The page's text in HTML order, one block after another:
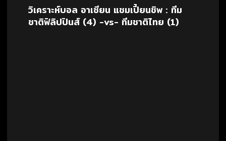
วิเคราะห์บอล อาเซียน แชมเปี้ยนชิพ : ทีม
ชาติฟิลิปปินส์ (4) -vs- ทีมชาติไทย (1)